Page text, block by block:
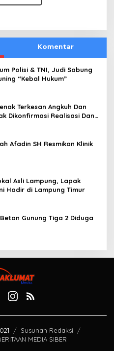
Komentar
Polisi & TNI, Judi Sabung
“Kebal Hukum”
Terkesan Angkuh Dan
Dikonfirmasi Realisasi Dana
Afadin SH Resmikan Klinik
Asli Lampung, Lapak
Hadir di Lampung Timur
Gunung Tiga 2 Diduga
Susunan Redaksi
MEDIA SIBER